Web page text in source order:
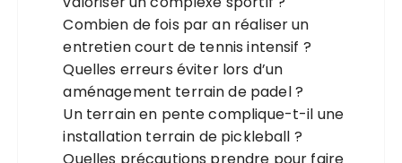
Combien de fois par an réaliser un
entretien court de tennis intensif ?
Quelles erreurs éviter lors d’un
aménagement terrain de padel ?
Un terrain en pente complique-t-il une
installation terrain de pickleball ?